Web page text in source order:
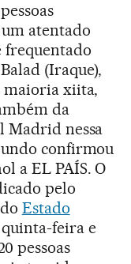
atentado
frequentado
(Iraque),
maioria xiita,
da
Madrid nessa
confirmou
a EL PAÍS. O
pelo
Estado
feira e
pessoas